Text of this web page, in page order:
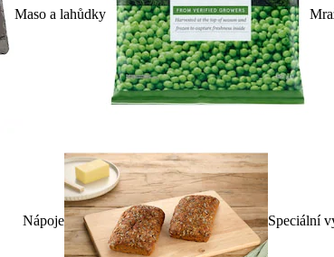
Maso a lahůdky
Nápoje Speciální